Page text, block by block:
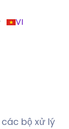
VI
bộ xử lý